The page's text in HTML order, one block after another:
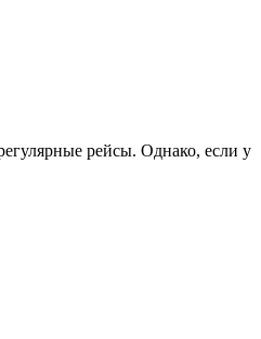
рейсы. Однако, если у